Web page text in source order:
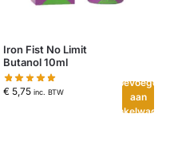
Iron Fist No Limit
Butanol 10ml
€ 5,75 inc. BTW
Toevoegen
aan
winkelwagen